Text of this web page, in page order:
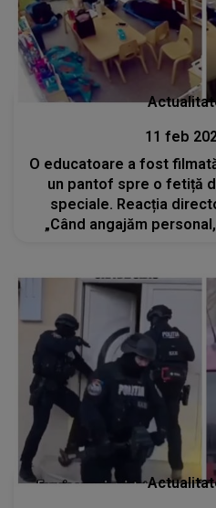
11 feb
O educatoare a fost
un pantof spre o fetiță
speciale. Reacția
„Când angajăm